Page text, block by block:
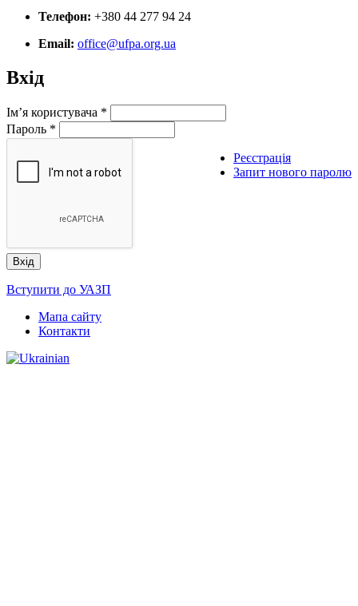
Телефон: +380 44 277 94 24
Email: office@ufpa.org.ua
Вхід
Ім’я користувача *
Пароль *
Реєстрація
Запит нового паролю
Вступити до УАЗП
Мапа сайту
Контакти